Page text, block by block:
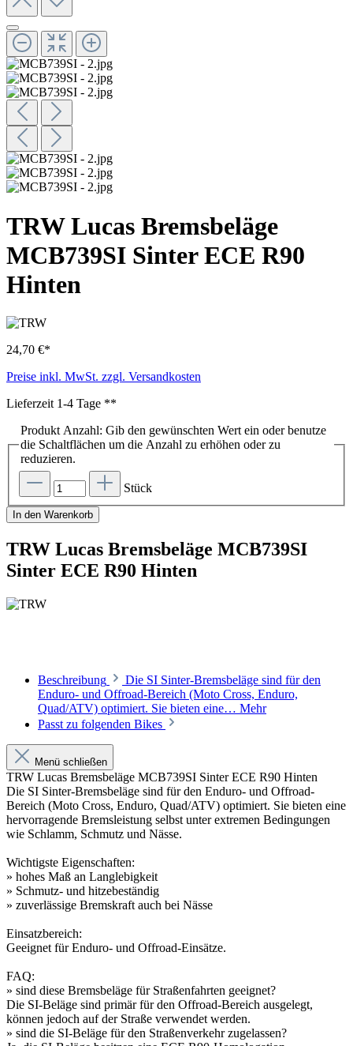
TRW Lucas Bremsbeläge
MCB739SI Sinter ECE R90
Hinten
24,70 €*
Preise inkl. MwSt. zzgl. Versandkosten
Lieferzeit 1-4 Tage **
Produkt Anzahl: Gib den gewünschten Wert ein oder benutze
die Schaltflächen um die Anzahl zu erhöhen oder zu
reduzieren.
Stück
In den Warenkorb
TRW Lucas Bremsbeläge MCB739SI
Sinter ECE R90 Hinten
Beschreibung
Die SI Sinter-Bremsbeläge sind für den
Enduro- und Offroad-Bereich (Moto Cross, Enduro,
Quad/ATV) optimiert. Sie bieten eine… Mehr
Passt zu folgenden Bikes
Menü schließen
TRW Lucas Bremsbeläge MCB739SI Sinter ECE R90 Hinten
Die SI Sinter-Bremsbeläge sind für den Enduro- und Offroad-
Bereich (Moto Cross, Enduro, Quad/ATV) optimiert. Sie bieten eine
hervorragende Bremsleistung selbst unter extremen Bedingungen
wie Schlamm, Schmutz und Nässe.
Wichtigste Eigenschaften:
» hohes Maß an Langlebigkeit
» Schmutz- und hitzebeständig
» zuverlässige Bremskraft auch bei Nässe
Einsatzbereich:
Geeignet für Enduro- und Offroad-Einsätze.
FAQ:
» sind diese Bremsbeläge für Straßenfahrten geeignet?
Die SI-Beläge sind primär für den Offroad-Bereich ausgelegt,
können jedoch auf der Straße verwendet werden.
» sind die SI-Beläge für den Straßenverkehr zugelassen?